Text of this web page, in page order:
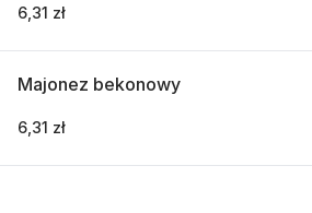
6,31 zł
Majonez bekonowy
6,31 zł